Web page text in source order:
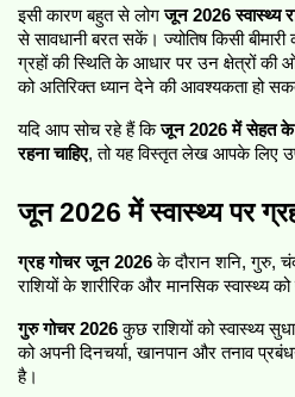
इसी कारण बहुत से लोग जून 2026 स्वास्थ्य
से सावधानी बरत सकें। ज्योतिष किसी बीमारी
ग्रहों की स्थिति के आधार पर उन क्षेत्रों
को अतिरिक्त ध्यान देने की आवश्यकता हो
यदि आप सोच रहे हैं कि जून 2026 में सेहत के
रहना चाहिए, तो यह विस्तृत लेख आपके लिए
जून 2026 में स्वास्थ्य पर
ग्रह गोचर जून 2026 के दौरान शनि, गुरु,
राशियों के शारीरिक और मानसिक स्वास्थ्य
गुरु गोचर 2026 कुछ राशियों को स्वास्थ्य
को अपनी दिनचर्या, खानपान और तनाव
है।